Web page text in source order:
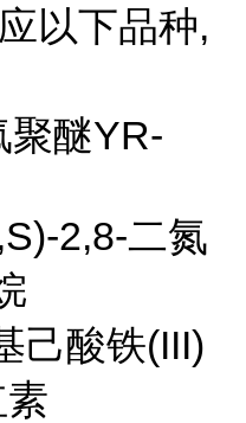
以下品种,
聚醚YR-
2,8-二氮
己酸铁(III)